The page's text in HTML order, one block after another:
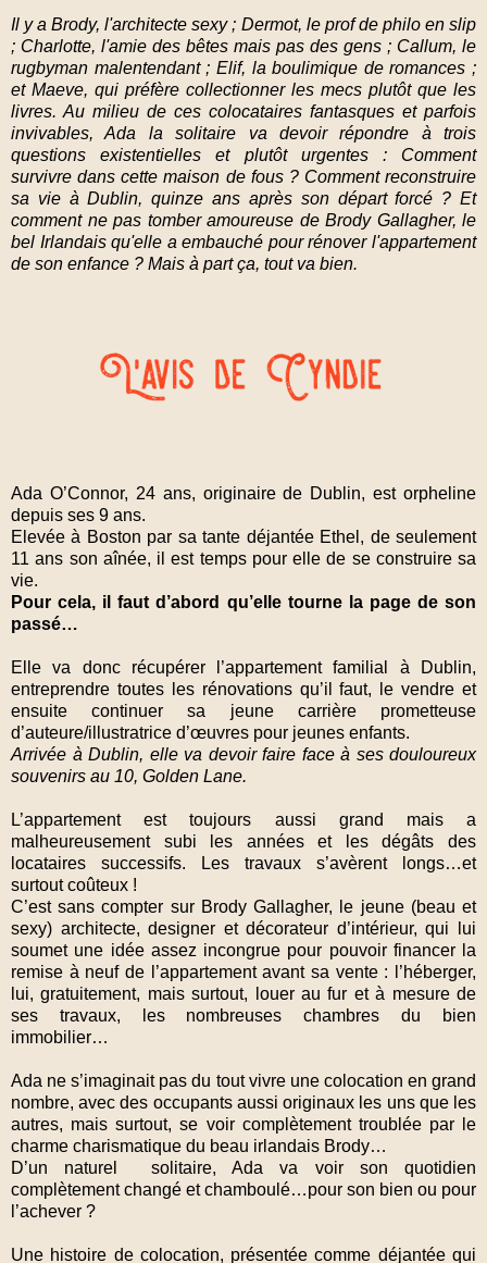
Il y a Brody, l'architecte sexy ; Dermot, le prof de philo en slip
; Charlotte, l'amie des bêtes mais pas des gens ; Callum, le
rugbyman malentendant ; Elif, la boulimique de romances ;
et Maeve, qui préfère collectionner les mecs plutôt que les
livres. Au milieu de ces colocataires fantasques et parfois
invivables, Ada la solitaire va devoir répondre à trois
questions existentielles et plutôt urgentes : Comment
survivre dans cette maison de fous ? Comment reconstruire
sa vie à Dublin, quinze ans après son départ forcé ? Et
comment ne pas tomber amoureuse de Brody Gallagher, le
bel Irlandais qu'elle a embauché pour rénover l'appartement
de son enfance ? Mais à part ça, tout va bien.
Ada O’Connor, 24 ans, originaire de Dublin, est orpheline
depuis ses 9 ans.
Elevée à Boston par sa tante déjantée Ethel, de seulement
11 ans son aînée, il est temps pour elle de se construire sa
vie.
Pour cela, il faut d’abord qu’elle tourne la page de son
passé…
Elle va donc récupérer l’appartement familial à Dublin,
entreprendre toutes les rénovations qu’il faut, le vendre et
ensuite continuer sa jeune carrière prometteuse
d’auteure/illustratrice d’œuvres pour jeunes enfants.
Arrivée à Dublin, elle va devoir faire face à ses douloureux
souvenirs au 10, Golden Lane.
L’appartement est toujours aussi grand mais a
malheureusement subi les années et les dégâts des
locataires successifs. Les travaux s’avèrent longs…et
surtout coûteux !
C’est sans compter sur Brody Gallagher, le jeune (beau et
sexy) architecte, designer et décorateur d’intérieur, qui lui
soumet une idée assez incongrue pour pouvoir financer la
remise à neuf de l’appartement avant sa vente : l’héberger,
lui, gratuitement, mais surtout, louer au fur et à mesure de
ses travaux, les nombreuses chambres du bien
immobilier…
Ada ne s’imaginait pas du tout vivre une colocation en grand
nombre, avec des occupants aussi originaux les uns que les
autres, mais surtout, se voir complètement troublée par le
charme charismatique du beau irlandais Brody…
D’un naturel
solitaire, Ada va voir son quotidien
complètement changé et chamboulé…pour son bien ou pour
l’achever ?
Une histoire de colocation, présentée comme déjantée qui